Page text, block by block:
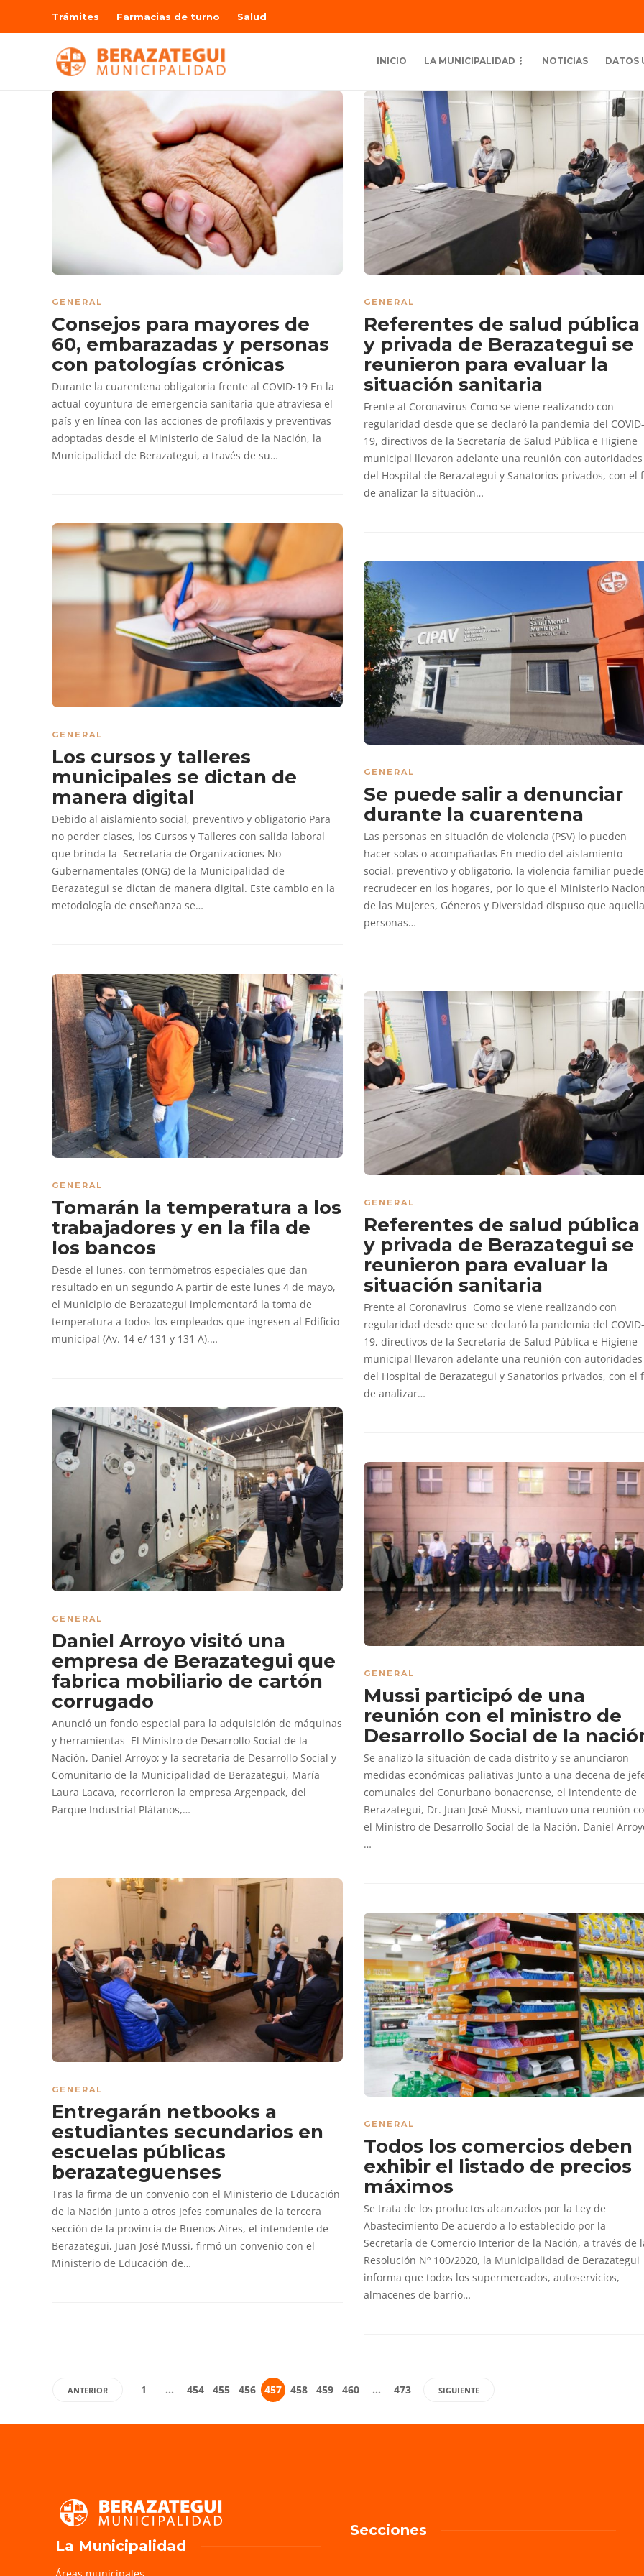
Trámites Farmacias de turno Salud
INICIO LA MUNICIPALIDAD NOTICIAS DATOS
GENERAL
Consejos para mayores de
60, embarazadas y personas
con patologías crónicas
Durante la cuarentena obligatoria frente al COVID-19 En la
actual coyuntura de emergencia sanitaria que atraviesa el
país y en línea con las acciones de profilaxis y preventivas
adoptadas desde el Ministerio de Salud de la Nación, la
Municipalidad de Berazategui, a través de su…
GENERAL
Referentes de salud pública
y privada de Berazategui se
reunieron para evaluar la
situación sanitaria
Frente al Coronavirus Como se viene realizando con
regularidad desde que se declaró la pandemia del COVID-
19, directivos de la Secretaría de Salud Pública e Higiene
municipal llevaron adelante una reunión con autoridades
del Hospital de Berazategui y Sanatorios privados, con el
de analizar la situación…
GENERAL
Los cursos y talleres
municipales se dictan de
manera digital
Debido al aislamiento social, preventivo y obligatorio Para
no perder clases, los Cursos y Talleres con salida laboral
que brinda la Secretaría de Organizaciones No
Gubernamentales (ONG) de la Municipalidad de
Berazategui se dictan de manera digital. Este cambio en la
metodología de enseñanza se…
GENERAL
Se puede salir a denunciar
durante la cuarentena
Las personas en situación de violencia (PSV) lo pueden
hacer solas o acompañadas En medio del aislamiento
social, preventivo y obligatorio, la violencia familiar puede
recrudecer en los hogares, por lo que el Ministerio
de las Mujeres, Géneros y Diversidad dispuso que
personas…
GENERAL
Tomarán la temperatura a los
trabajadores y en la fila de
los bancos
Desde el lunes, con termómetros especiales que dan
resultado en un segundo A partir de este lunes 4 de mayo,
el Municipio de Berazategui implementará la toma de
temperatura a todos los empleados que ingresen al Edificio
municipal (Av. 14 e/ 131 y 131 A),…
GENERAL
Referentes de salud pública
y privada de Berazategui se
reunieron para evaluar la
situación sanitaria
Frente al Coronavirus Como se viene realizando con
regularidad desde que se declaró la pandemia del COVID-
19, directivos de la Secretaría de Salud Pública e Higiene
municipal llevaron adelante una reunión con autoridades
del Hospital de Berazategui y Sanatorios privados, con el
de analizar…
GENERAL
Daniel Arroyo visitó una
empresa de Berazategui que
fabrica mobiliario de cartón
corrugado
Anunció un fondo especial para la adquisición de máquinas
y herramientas El Ministro de Desarrollo Social de la
Nación, Daniel Arroyo; y la secretaria de Desarrollo Social y
Comunitario de la Municipalidad de Berazategui, María
Laura Lacava, recorrieron la empresa Argenpack, del
Parque Industrial Plátanos,…
GENERAL
Mussi participó de una
reunión con el ministro de
Desarrollo Social de la
Se analizó la situación de cada distrito y se anunciaron
medidas económicas paliativas Junto a una decena de
comunales del Conurbano bonaerense, el intendente de
Berazategui, Dr. Juan José Mussi, mantuvo una reunión
el Ministro de Desarrollo Social de la Nación, Daniel
…
GENERAL
Entregarán netbooks a
estudiantes secundarios en
escuelas públicas
berazateguenses
Tras la firma de un convenio con el Ministerio de Educación
de la Nación Junto a otros Jefes comunales de la tercera
sección de la provincia de Buenos Aires, el intendente de
Berazategui, Juan José Mussi, firmó un convenio con el
Ministerio de Educación de…
GENERAL
Todos los comercios deben
exhibir el listado de precios
máximos
Se trata de los productos alcanzados por la Ley de
Abastecimiento De acuerdo a lo establecido por la
Secretaría de Comercio Interior de la Nación, a través de
Resolución Nº 100/2020, la Municipalidad de Berazategui
informa que todos los supermercados, autoservicios,
almacenes de barrio…
ANTERIOR 1 … 454 455 456 457 458 459 460 … 473 SIGUIENTE
La Municipalidad
Secciones